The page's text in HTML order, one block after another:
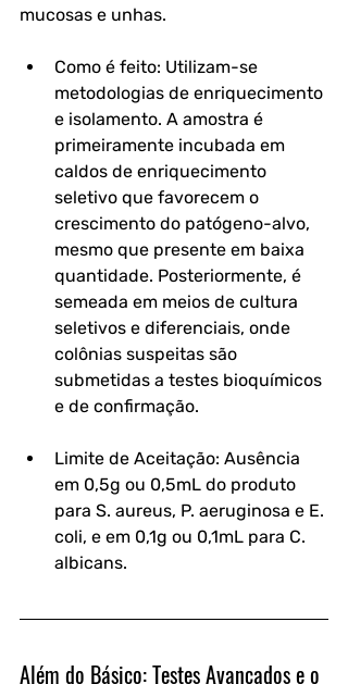
mucosas e unhas.
Como é feito: Utilizam-se
metodologias de enriquecimento
e isolamento. A amostra é
primeiramente incubada em
caldos de enriquecimento
seletivo que favorecem o
crescimento do patógeno-alvo,
mesmo que presente em baixa
quantidade. Posteriormente, é
semeada em meios de cultura
seletivos e diferenciais, onde
colônias suspeitas são
submetidas a testes bioquímicos
e de confirmação.
Limite de Aceitação: Ausência
em 0,5g ou 0,5mL do produto
para S. aureus, P. aeruginosa e E.
coli, e em 0,1g ou 0,1mL para C.
albicans.
Além do Básico: Testes Avançados e o